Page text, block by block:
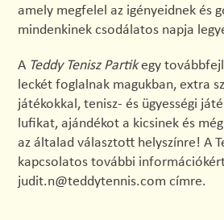
amely megfelel az igényeidnek és
mindenkinek csodálatos napja
A Teddy Tenisz Partikegy
leckét foglalnak magukban, extra
játékokkal, tenisz- és ügyességi
lufikat, ajándékot a kicsinek és
az általad választott helyszínre! A
kapcsolatos további
judit.n@teddytennis.com címre.